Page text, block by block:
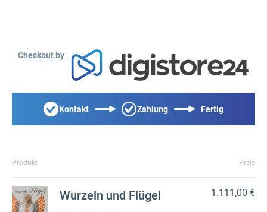
Checkout by
Kontakt Zahlung Fertig
Produkt Preis
Wurzeln und Flügel
1.111,00 €